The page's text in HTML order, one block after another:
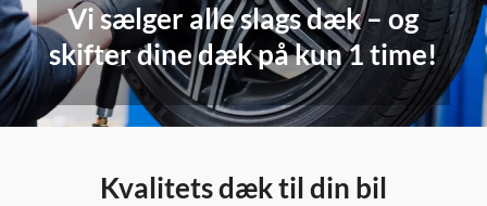
Vi sælger alle slags dæk – og
skifter dine dæk på kun 1 time!
Kvalitets dæk til din bil